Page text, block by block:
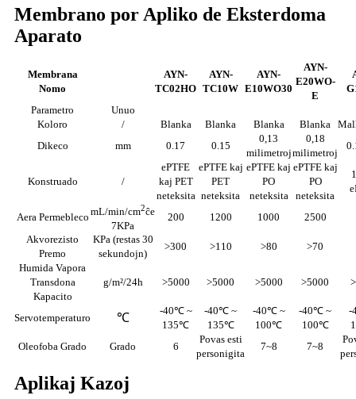
Membrano por Apliko de Eksterdoma
Aparato
Membrana
Nomo
AYN-
TC02HO
AYN-
TC10W
AYN-
E10WO30
AYN-
E20WO-
E
Parametro
Unuo
Koloro
/ Blanka Blanka Blanka Blanka
Dikeco
mm 0.17 0.15
0,13
milimetroj
0,18
milimetroj
Konstruado /
ePTFE
kaj PET
neteksita
ePTFE kaj
PET
neteksita
ePTFE kaj
PO
neteksita
ePTFE kaj
PO
neteksita
Aera Permebleco
mL/min/cm2ĉe
7KPa
200 1200 1000 2500
Akvorezisto
Premo
KPa (restas 30
sekundojn)
>300 >110 >80 >70
Humida Vapora
Transdona
Kapacito
g/m²/24h >5000 >5000 >5000 >5000
Servotemperaturo ℃
-40℃ ~
135℃
-40℃ ~
135℃
-40℃ ~
100℃
-40℃ ~
100℃
-
Oleofoba Grado
Grado 6
Povas esti
personigita
7~8 7~8
Aplikaj Kazoj